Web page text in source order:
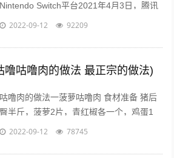
Nintendo Switch平台2021年4月3日，腾讯
视频VIP 宣布，2021年4月10日零点起对
2022-09-12 92209
噜咕噜肉的做法 最正宗的做法)
咕噜肉的做法一菠萝咕噜肉 食材准备 猪后
臀半斤，菠萝2片，青红椒各一个，鸡蛋1
个，水淀粉30ml，料酒15ml，盐5克，番茄
2022-09-12 78745